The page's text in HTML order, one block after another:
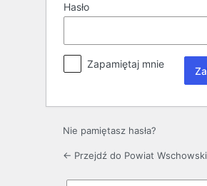
Hasło
Zapamiętaj mnie
Nie pamiętasz hasła?
← Przejdź do Powiat Wschowski